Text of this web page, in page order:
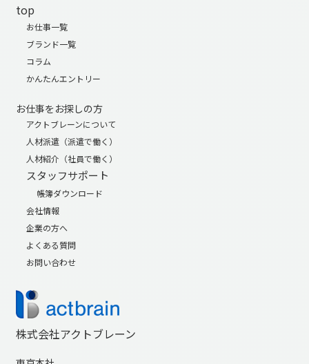
top
お仕事一覧
ブランド一覧
コラム
かんたんエントリー
お仕事をお探しの方
アクトブレーンについて
人材派遣（派遣で働く）
人材紹介（社員で働く）
スタッフサポート
帳簿ダウンロード
会社情報
企業の方へ
よくある質問
お問い合わせ
株式会社アクトブレーン